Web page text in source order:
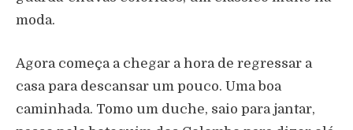
moda.
Agora começa a chegar a hora de regressar a
casa para descansar um pouco. Uma boa
caminhada. Tomo um duche, saio para jantar,